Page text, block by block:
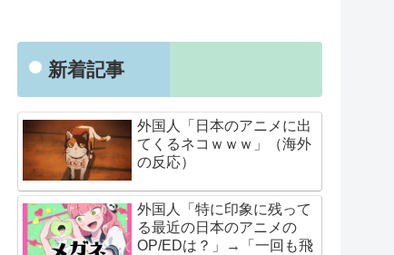
新着記事
外国人「日本のアニメに出
てくるネコｗｗｗ」（海外
の反応）
外国人「特に印象に残って
る最近の日本のアニメの
OP/EDは？」→「一回も飛